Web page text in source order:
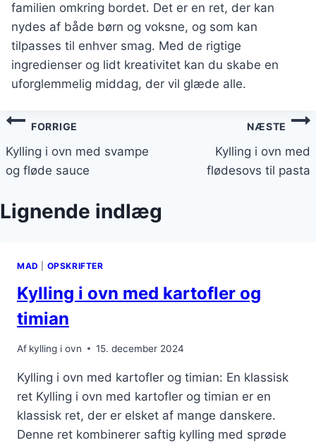
familien omkring bordet. Det er en ret, der kan
nydes af både børn og voksne, og som kan
tilpasses til enhver smag. Med de rigtige
ingredienser og lidt kreativitet kan du skabe en
uforglemmelig middag, der vil glæde alle.
Indlægsnavigation
FORRIGE
Kylling i ovn med svampe
og fløde sauce
NÆSTE
Kylling i ovn med
flødesovs til pasta
Lignende indlæg
MAD OPSKRIFTER
Kylling i ovn med kartofler og
timian
Af kylling i ovn 15. december 2024
Kylling i ovn med kartofler og timian: En klassisk
ret Kylling i ovn med kartofler og timian er en
klassisk ret, der er elsket af mange danskere.
Denne ret kombinerer saftig kylling med sprøde